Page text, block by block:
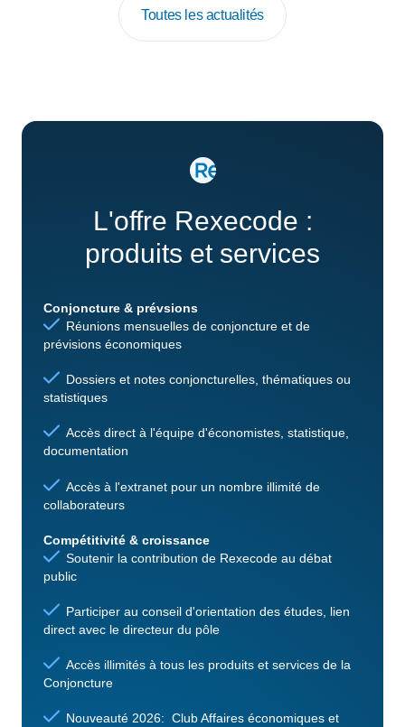
Toutes les actualités
L'offre Rexecode :
produits et services
Conjoncture & prévsions
Réunions mensuelles de conjoncture et de
prévisions économiques
Dossiers et notes conjoncturelles, thématiques ou
statistiques
Accès direct à l'équipe d'économistes, statistique,
documentation
Accès à l'extranet pour un nombre illimité de
collaborateurs
Compétitivité & croissance
Soutenir la contribution de Rexecode au débat
public
Participer au conseil d'orientation des études, lien
direct avec le directeur du pôle
Accès illimités à tous les produits et services de la
Conjoncture
Nouveauté 2026: Club Affaires économiques et